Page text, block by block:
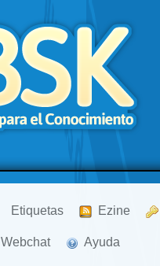
Etiquetas Ezine
Webchat Ayuda